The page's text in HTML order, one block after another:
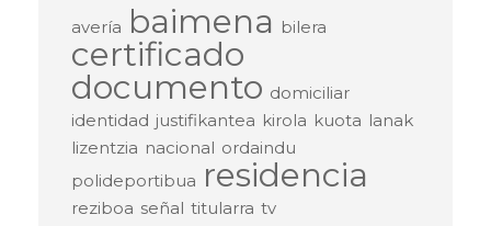
avería baimena bilera
certificado
documento domiciliar
identidad justifikantea kirola kuota lanak
lizentzia nacional ordaindu
polideportibua residencia
reziboa señal titularra tv